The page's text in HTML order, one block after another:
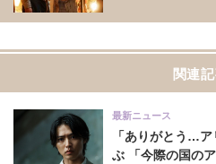
関連
「ありがとう…
ぶ 「今際の国の
最新ニュース